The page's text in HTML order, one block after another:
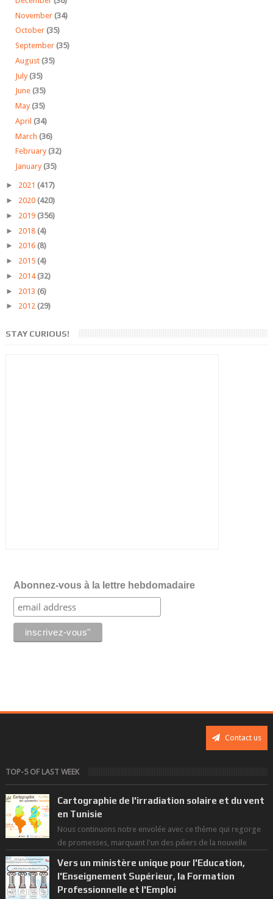
November (34)
October (35)
September (35)
August (35)
July (35)
June (35)
May (35)
April (34)
March (36)
February (32)
January (35)
► 2021 (417)
► 2020 (420)
► 2019 (356)
► 2018 (4)
► 2016 (8)
► 2015 (4)
► 2014 (32)
► 2013 (6)
► 2012 (29)
STAY CURIOUS!
Abonnez-vous à la lettre hebdomadaire
Contact us
TOP-5 OF LAST WEEK
Cartographie de l'irradiation solaire et du vent
en Tunisie
Nous continuons notre envolée avec ce thème qui regorge
de promesses, marquant l'un des piliers de la nouvelle
Vers un ministère unique pour l'Education,
l'Enseignement Supérieur, la Formation
Professionnelle et l'Emploi